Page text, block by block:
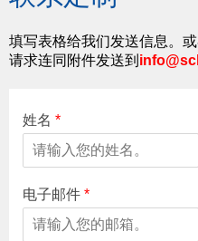
填写表格给我们发送信息。
请求连同附件发送到
姓名 *
电子邮件 *